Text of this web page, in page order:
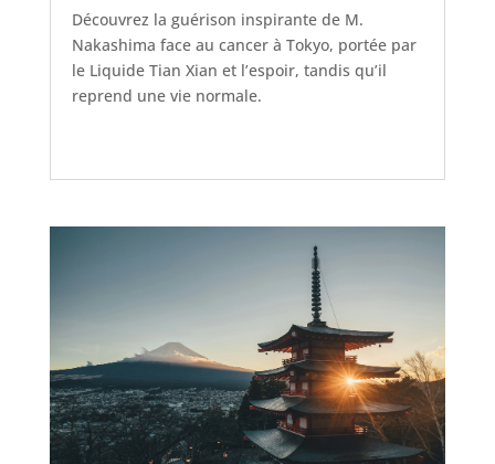
Découvrez la guérison inspirante de M.
Nakashima face au cancer à Tokyo, portée par
le Liquide Tian Xian et l’espoir, tandis qu’il
reprend une vie normale.